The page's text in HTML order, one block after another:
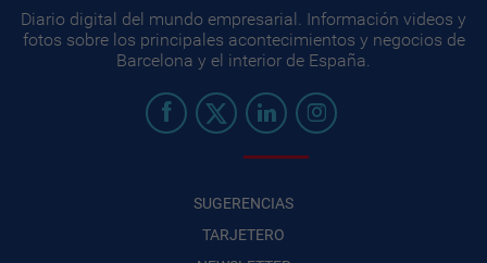
Diario digital del mundo empresarial. Información videos y
fotos sobre los principales acontecimientos y negocios de
Barcelona y el interior de España.
SUGERENCIAS
TARJETERO